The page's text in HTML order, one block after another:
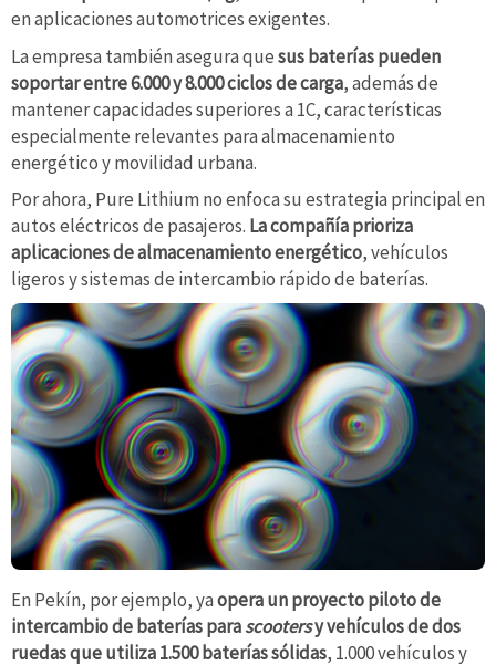
en aplicaciones automotrices exigentes.
La empresa también asegura quesus baterías pueden
soportar entre 6.000 y 8.000 ciclos de carga, además de
mantener capacidades superiores a 1C, características
especialmente relevantes para almacenamiento
energético y movilidad urbana.
Por ahora, Pure Lithium no enfoca su estrategia principal en
autos eléctricos de pasajeros. La compañía prioriza
aplicaciones de almacenamiento energético, vehículos
ligeros y sistemas de intercambio rápido de baterías.
En Pekín, por ejemplo, yaopera un proyecto piloto de
intercambio de baterías parascootersy vehículos de dos
ruedas que utiliza 1.500 baterías sólidas, 1.000 vehículos y